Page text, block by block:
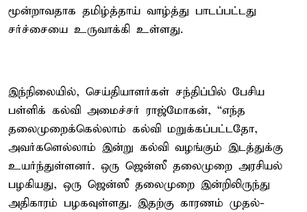
மூன்றாவதாக தமிழ்த்தாய் வாழ்த்து பாடப்பட்டது
சர்ச்சையை உருவாக்கி உள்ளது.
இந்நிலையில், செய்தியாளர்கள் சந்திப்பில் பேசிய
பள்ளிக் கல்வி அமைச்சர் ராஜ்மோகன், “எந்த
தலைமுறைக்கெல்லாம் கல்வி மறுக்கப்பட்டதோ,
அவர்களெல்லாம் இன்று கல்வி வழங்கும் இடத்துக்கு
உயர்ந்துள்ளனர். ஒரு ஜென்ஸீ தலைமுறை அரசியல்
பழகியது, ஒரு ஜென்ஸீ தலைமுறை இன்றிலிருந்து
அதிகாரம் பழகவுள்ளது. இதற்கு காரணம் முதல்-